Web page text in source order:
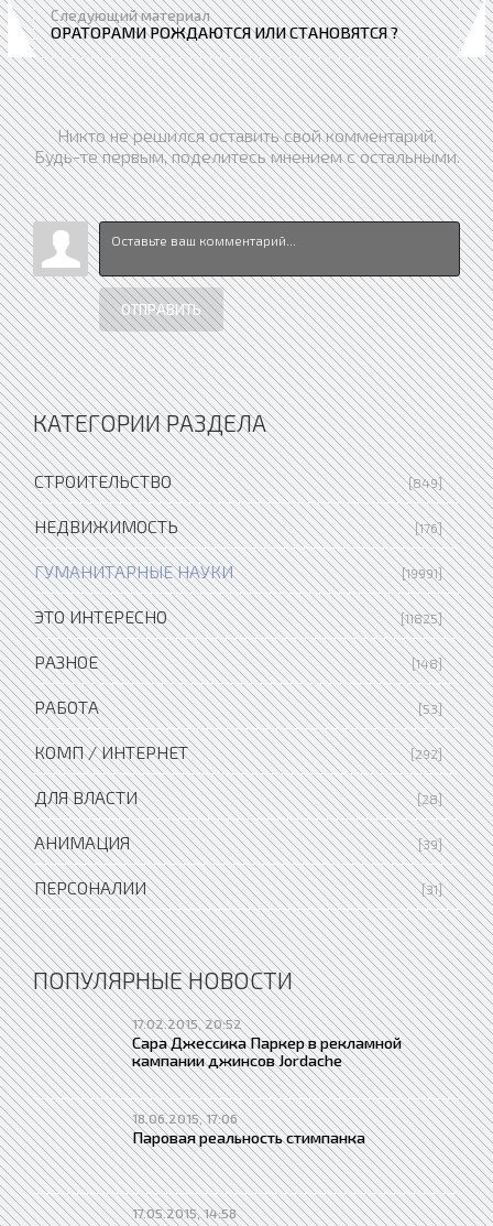
Следующий материал
ОРАТОРАМИ РОЖДАЮТСЯ ИЛИ СТАНОВЯТСЯ ?
Никто не решился оставить свой комментарий.
Будь-те первым, поделитесь мнением с остальными.
ОТПРАВИТЬ
КАТЕГОРИИ РАЗДЕЛА
СТРОИТЕЛЬСТВО [849]
НЕДВИЖИМОСТЬ [176]
ГУМАНИТАРНЫЕ НАУКИ [19991]
ЭТО ИНТЕРЕСНО [11825]
РАЗНОЕ [148]
РАБОТА [53]
КОМП / ИНТЕРНЕТ [292]
ДЛЯ ВЛАСТИ [28]
АНИМАЦИЯ [39]
ПЕРСОНАЛИИ [31]
ПОПУЛЯРНЫЕ НОВОСТИ
17.02.2015, 20:52
Сара Джессика Паркер в рекламной
кампании джинсов Jordache
18.06.2015, 17:06
Паровая реальность стимпанка
17.05.2015, 14:58